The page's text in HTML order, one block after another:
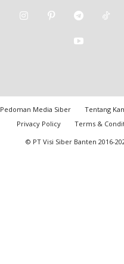
Pedoman Media Siber Tentang
Privacy Policy
Terms &
© PT Visi Siber Banten 2016-